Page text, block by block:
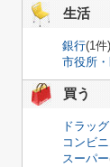
生活
銀行(1件)
市役所
買う
ドラッ
コンビ
スーパー